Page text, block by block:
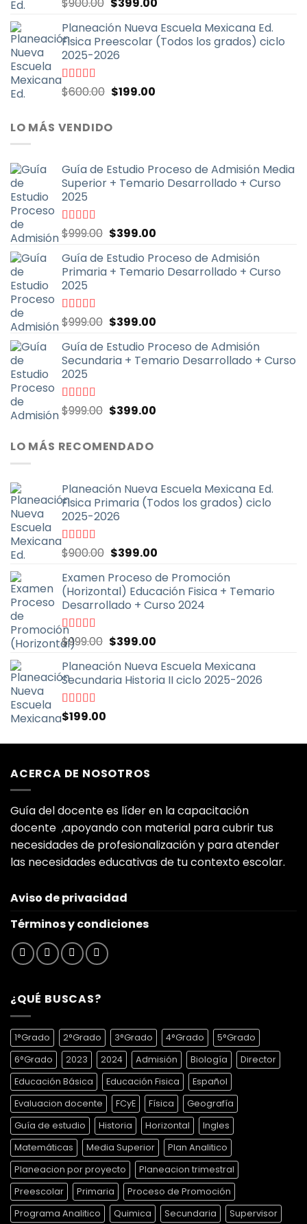
con
5
original
era:
$900.00.
actual
es:
Planeación Nueva Escuela Mexicana Ed.
Fisica Preescolar (Todos los grados) ciclo
2025-2026
Valorado
con
$600.00 El
original
era:
$199.00El
LO MÁS VENDIDO
Guía de Estudio Proceso de Admisión Media
Superior + Temario Desarrollado + Curso
2025
Valorado
con
5
$999.00 El
original
era:
$399.00El
actual
es:
Guía de Estudio Proceso de Admisión
Primaria + Temario Desarrollado + Curso
2025
Valorado
con
5
$999.00 El
original
era:
$399.00El
actual
es:
Guía de Estudio Proceso de Admisión
Secundaria + Temario Desarrollado + Curso
2025
Valorado
con
$999.00 El
original
era:
$399.00El
LO MÁS RECOMENDADO
Planeación Nueva Escuela Mexicana Ed.
Fisica Primaria (Todos los grados) ciclo
2025-2026
Valorado
con
5
$900.00 El
original
era:
$900.00.
$399.00El
actual
es:
$399.00.
Examen Proceso de Promoción
(Horizontal) Educación Fisica + Temario
Desarrollado + Curso 2024
Valorado
con
5
$999.00 El
original
era:
$399.00El
actual
es:
Planeación Nueva Escuela Mexicana
Secundaria Historia II ciclo 2025-2026
Valorado
$199.00
ACERCA DE NOSOTROS
Guía del docente es líder en la capacitación
docente ,apoyando con material para cubrir tus
necesidades de profesionalización y para atender
las necesidades educativas de tu contexto escolar.
Aviso de privacidad
Términos y condiciones
¿QUÉ BUSCAS?
1°Grado 2°Grado 3°Grado 4°Grado
5°Grado
6°Grado
2023 2024 Admisión Biología
Director
Educación Básica
Educación Fisica
Español
Evaluacion docente
FCyE Física
Geografía
Guía de estudio
Historia Horizontal
Ingles
Matemáticas
Media Superior
Plan Analitico
Planeacion por proyecto
Planeacion trimestral
Preescolar
Primaria
Proceso de Promoción
Programa Analitico
Quimica Secundaria Supervisor